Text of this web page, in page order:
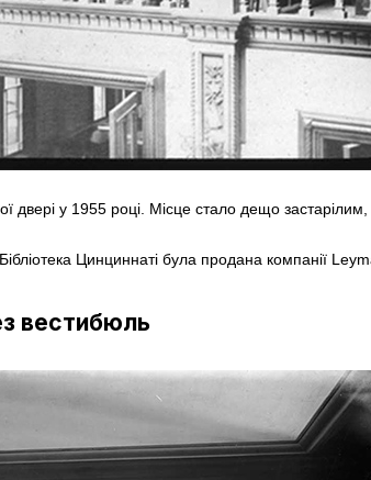
двері у 1955 році. Місце стало дещо
Цинциннаті була продана компанії
вестибюль